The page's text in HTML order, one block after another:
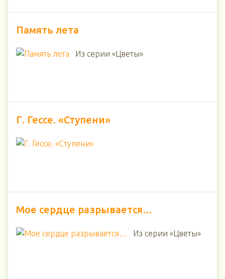
Память лета
Из серии «Цветы»
Г. Гессе. «Ступени»
Мое сердце разрывается…
Из серии «Цветы»